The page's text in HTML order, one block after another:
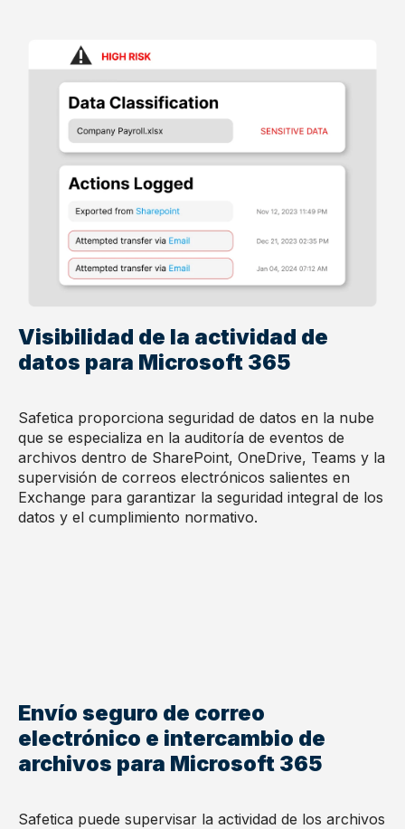
Visibilidad de la actividad de
datos para Microsoft 365
Safetica proporciona seguridad de datos en la nube
que se especializa en la auditoría de eventos de
archivos dentro de SharePoint, OneDrive, Teams y la
supervisión de correos electrónicos salientes en
Exchange para garantizar la seguridad integral de los
datos y el cumplimiento normativo.
Envío seguro de correo
electrónico e intercambio de
archivos para Microsoft 365
Safetica puede supervisar la actividad de los archivos